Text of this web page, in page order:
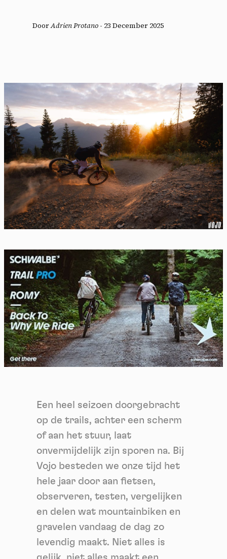
DoorAdrien Protano - 23 December 2025
Een heel seizoen doorgebracht
op de trails, achter een scherm
of aan het stuur, laat
onvermijdelijk zijn sporen na. Bij
Vojo besteden we onze tijd het
hele jaar door aan fietsen,
observeren, testen, vergelijken
en delen wat mountainbiken en
gravelen vandaag de dag zo
levendig maakt. Niet alles is